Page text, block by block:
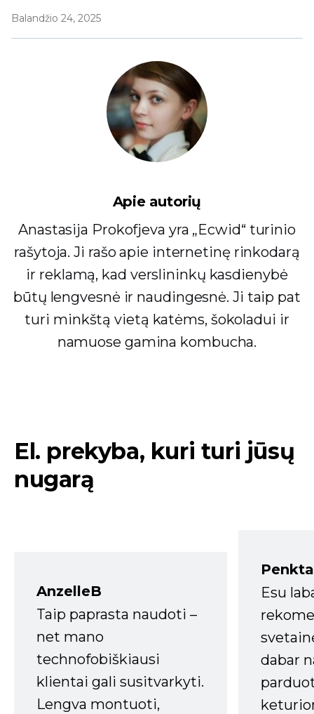
Balandžio 24, 2025
Apie autorių
Anastasija Prokofjeva yra „Ecwid“ turinio
rašytoja. Ji rašo apie internetinę rinkodarą
ir reklamą, kad verslininkų kasdienybė
būtų lengvesnė ir naudingesnė. Ji taip pat
turi minkštą vietą katėms, šokoladui ir
namuose gamina kombucha.
El. prekyba, kuri turi jūsų
nugarą
AnzelleB
Taip paprasta naudoti –
net mano
technofobiškiausi
klientai gali susitvarkyti.
Lengva montuoti,
Esu
dabar